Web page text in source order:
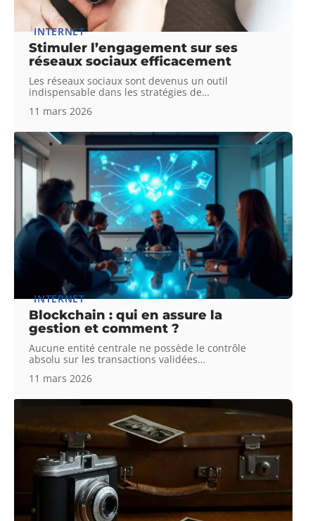
INTERNET
Stimuler l’engagement sur ses
réseaux sociaux efficacement
Les réseaux sociaux sont devenus un outil
indispensable dans les stratégies de…
11 mars 2026
INTERNET
Blockchain : qui en assure la
gestion et comment ?
Aucune entité centrale ne possède le contrôle
absolu sur les transactions validées…
11 mars 2026